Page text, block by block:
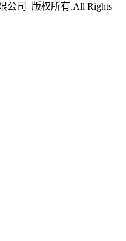
公司 版权所有.All Rights